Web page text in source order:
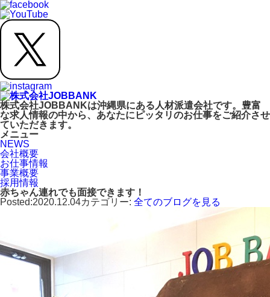
株式会社JOBBANKは沖縄県にある人材派遣会社です。豊富
な求人情報の中から、あなたにピッタリのお仕事をご紹介させ
ていただきます。
メニュー
NEWS
会社概要
お仕事情報
事業概要
採用情報
赤ちゃん連れでも面接できます！
Posted:2020.12.04カテゴリー: 全てのブログを見る